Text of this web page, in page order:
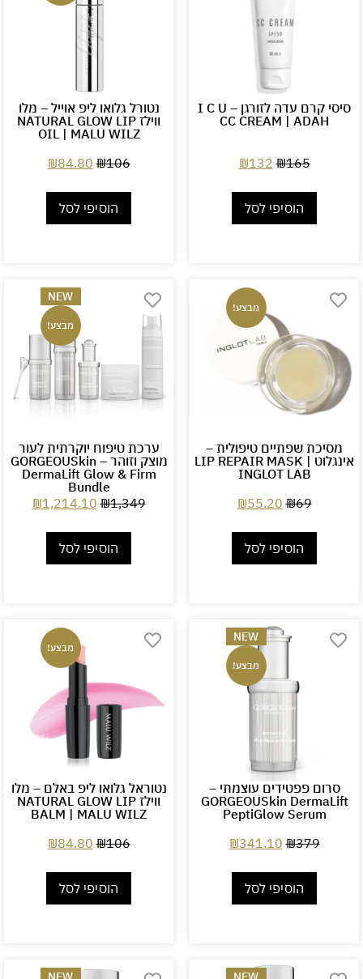
סיסי קרם עדה לזורגן – I C U
CC CREAM | ADAH
₪165
₪132
הוסיפי לסל
נטורל גלואו ליפ אוייל – מלו
ווילז NATURAL GLOW LIP
OIL | MALU WILZ
₪106
₪84.80
הוסיפי לסל
מבצע!
מסיכת שפתיים טיפולית –
אינגלוט LIP REPAIR MASK |
INGLOT LAB
₪69
₪55.20
הוסיפי לסל
NEW
מבצע!
ערכת טיפוח יוקרתית לעור
מוצק וזוהר – GORGEOUSkin
DermaLift Glow & Firm
Bundle
₪1,349
₪1,214.10
הוסיפי לסל
NEW
מבצע!
סרום פפטידים עוצמתי –
GORGEOUSkin DermaLift
PeptiGlow Serum
₪379
₪341.10
הוסיפי לסל
מבצע!
נטוראל גלואו ליפ באלם – מלו
ווילז NATURAL GLOW LIP
BALM | MALU WILZ
₪106
₪84.80
הוסיפי לסל